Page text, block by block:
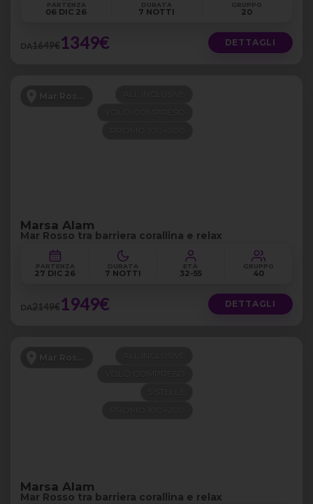
PARTENZA
06 DIC 26
DURATA
7 NOTTI
GRUPPO
20
DA1649€1349€ DETTAGLI
Mar Rosso
Marsa Alam
Mar Rosso tra barriera corallina e relax
PARTENZA
27 DIC 26
DURATA
7 NOTTI
ETÀ
32-55
GRUPPO
40
DA2149€1949€ DETTAGLI
Mar Rosso
Marsa Alam
Mar Rosso tra barriera corallina e relax